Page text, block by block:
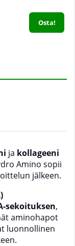
Osta!
ja kollageeni
Amino sopii
jälkeen.
sekoituksen,
aminohapot
luonnollinen